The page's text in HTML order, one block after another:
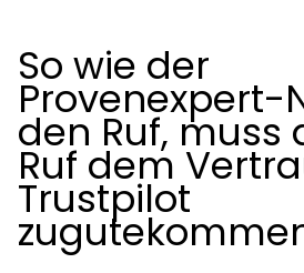
So wie der
Provenexpert-
den Ruf, muss
Ruf dem
Trustpilot